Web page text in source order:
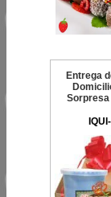
Entrega